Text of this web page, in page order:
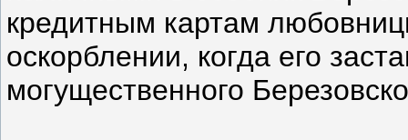
кредитным картам
оскорблении, когда его
могущественного